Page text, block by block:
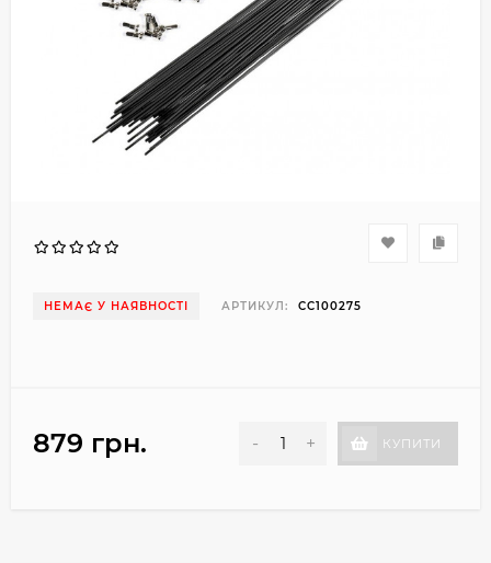
НЕМАЄ У НАЯВНОСТІ АРТИКУЛ: CC100275
879 грн. - + КУПИТИ